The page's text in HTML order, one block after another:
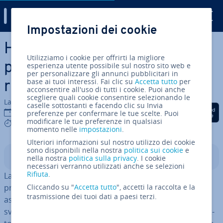
Vai al contenuto prin­ci­pa­le
Human-centered design:
prodotti user-friendly che
risolvono problemi effettivi
La redazione di IONOS
23 lug 2020
9 mins
Condividi via Facebook
Condividi via Twitter
Condividi via
Indice
La nuova app ha in­con­tra­to il favore del team di
progetto, ma le vendite sono molto al di sotto delle
aspet­ta­ti­ve: dopo un lungo e costoso periodo di
sviluppo, molte aziende scoprono di non aver sod­di­sfat­
Impostazioni dei cookie
Utilizziamo i cookie per offrirti la migliore
esperienza utente possibile sul nostro sito web e
per personalizzare gli annunci pubblicitari in
base ai tuoi interessi. Fai clic suAccetta tutto per
acconsentire all'uso di tutti i cookie. Puoi anche
scegliere quali cookie consentire selezionando le
caselle sottostanti e facendo clic su Invia
preferenze per confermare le tue scelte. Puoi
modificare le tue preferenze in qualsiasi
momento nelle impostazioni.
Ulteriori informazioni sul nostro utilizzo dei cookie
sono disponibili nella nostra politica sui cookie e
nella nostra politica sulla privacy. I cookie
necessari verranno utilizzati anche se selezioni
Rifiuta.
Cliccando su "Accetta tutto", accetti la raccolta e la
trasmissione dei tuoi dati a paesi terzi.